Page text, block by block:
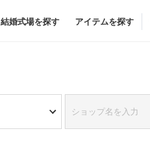
結婚式場を探す アイテムを探す